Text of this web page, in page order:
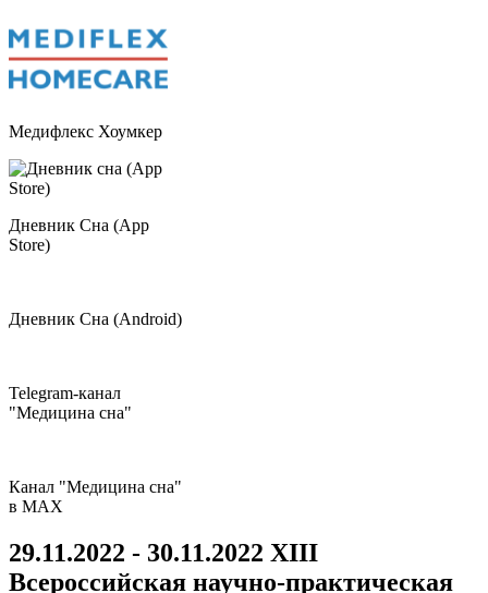
Медифлекс Хоумкер
Дневник Сна (App
Store)
Дневник Сна (Android)
Telegram-канал
"Медицина сна"
Канал "Медицина сна"
в МAX
29.11.2022 - 30.11.2022 XIII
Всероссийская научно-практическая